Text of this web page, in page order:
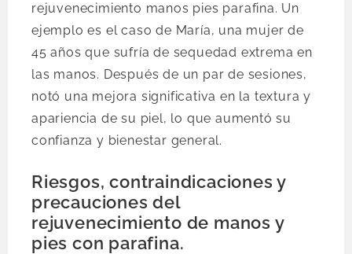
rejuvenecimiento manos pies parafina. Un
ejemplo es el caso de María, una mujer de
45 años que sufría de sequedad extrema en
las manos. Después de un par de sesiones,
notó una mejora significativa en la textura y
apariencia de su piel, lo que aumentó su
confianza y bienestar general.
Riesgos, contraindicaciones y
precauciones del
rejuvenecimiento de manos y
pies con parafina.